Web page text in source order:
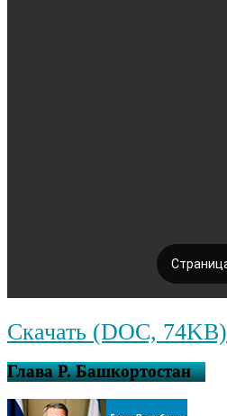
Скачать (DOC, 74KB)
Глава Р. Башкортостан